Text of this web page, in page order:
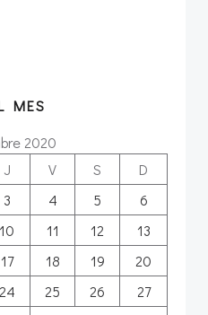
MES
2020
J V S
D
3 4 5
6
10 11 12
13
17 18 19
20
24 25 26
27